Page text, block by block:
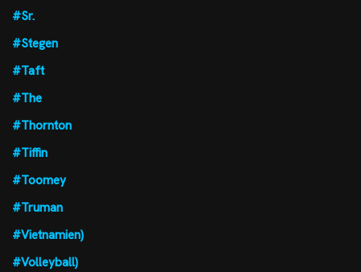
#Sr.
#Stegen
#Taft
#The
#Thornton
#Tiffin
#Toomey
#Truman
#Vietnamien)
#Volleyball)